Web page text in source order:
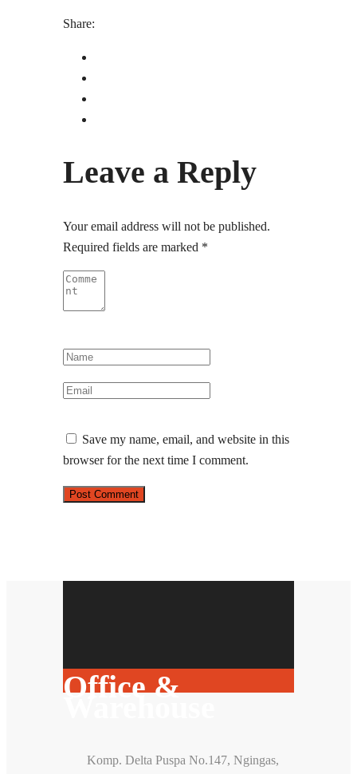
Share:
Leave a Reply
Your email address will not be published.
Required fields are marked *
Save my name, email, and website in this
browser for the next time I comment.
Office &
Komp. Delta Puspa No.147, Ngingas,